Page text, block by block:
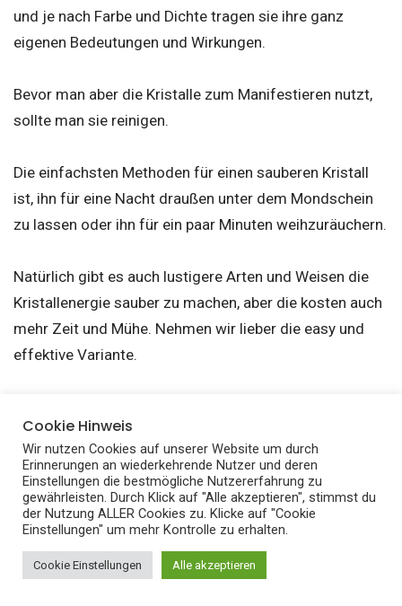
und je nach Farbe und Dichte tragen sie ihre ganz
eigenen Bedeutungen und Wirkungen.
Bevor man aber die Kristalle zum Manifestieren nutzt,
sollte man sie reinigen.
Die einfachsten Methoden für einen sauberen Kristall
ist, ihn für eine Nacht draußen unter dem Mondschein
zu lassen oder ihn für ein paar Minuten weihzuräuchern.
Natürlich gibt es auch lustigere Arten und Weisen die
Kristallenergie sauber zu machen, aber die kosten auch
mehr Zeit und Mühe. Nehmen wir lieber die easy und
effektive Variante.
Reinigungsmethoden
Wunschpartner manifestieren
mit Kristallen
Nachdem die Kristalle sauber gemacht sind, können wir
Cookie Hinweis
Wir nutzen Cookies auf unserer Website um durch
Erinnerungen an wiederkehrende Nutzer und deren
Einstellungen die bestmögliche Nutzererfahrung zu
gewährleisten. Durch Klick auf "Alle akzeptieren", stimmst du
der Nutzung ALLER Cookies zu. Klicke auf "Cookie
Einstellungen" um mehr Kontrolle zu erhalten.
Cookie Einstellungen Alle akzeptieren